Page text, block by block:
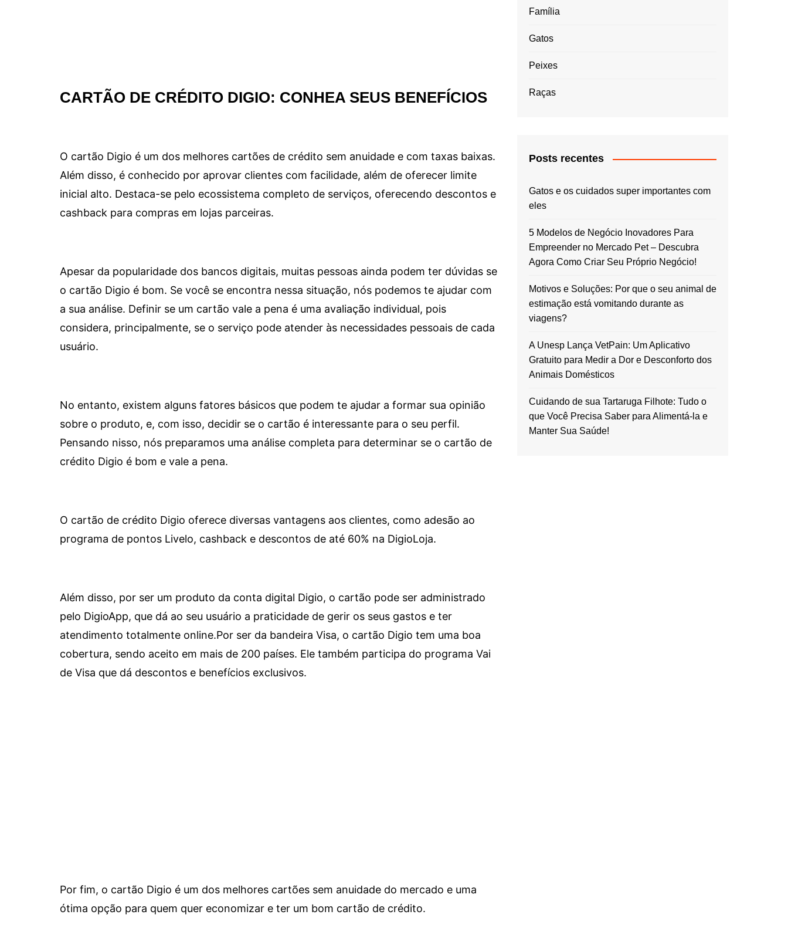
CARTÃO DE CRÉDITO DIGIO: CONHEA SEUS BENEFÍCIOS
O cartão Digio é um dos melhores cartões de crédito sem anuidade e com taxas baixas.
Além disso, é conhecido por aprovar clientes com facilidade, além de oferecer limite
inicial alto. Destaca-se pelo ecossistema completo de serviços, oferecendo descontos e
cashback para compras em lojas parceiras.
Apesar da popularidade dos bancos digitais, muitas pessoas ainda podem ter dúvidas se
o cartão Digio é bom. Se você se encontra nessa situação, nós podemos te ajudar com
a sua análise. Definir se um cartão vale a pena é uma avaliação individual, pois
considera, principalmente, se o serviço pode atender às necessidades pessoais de cada
usuário.
No entanto, existem alguns fatores básicos que podem te ajudar a formar sua opinião
sobre o produto, e, com isso, decidir se o cartão é interessante para o seu perfil.
Pensando nisso, nós preparamos uma análise completa para determinar se o cartão de
crédito Digio é bom e vale a pena.
O cartão de crédito Digio oferece diversas vantagens aos clientes, como adesão ao
programa de pontos Livelo, cashback e descontos de até 60% na DigioLoja.
Além disso, por ser um produto da conta digital Digio, o cartão pode ser administrado
pelo DigioApp, que dá ao seu usuário a praticidade de gerir os seus gastos e ter
atendimento totalmente online.Por ser da bandeira Visa, o cartão Digio tem uma boa
cobertura, sendo aceito em mais de 200 países. Ele também participa do programa Vai
de Visa que dá descontos e benefícios exclusivos.
Por fim, o cartão Digio é um dos melhores cartões sem anuidade do mercado e uma
ótima opção para quem quer economizar e ter um bom cartão de crédito.
Família
Gatos
Peixes
Raças
Posts recentes
Gatos e os cuidados super importantes com
eles
5 Modelos de Negócio Inovadores Para
Empreender no Mercado Pet – Descubra
Agora Como Criar Seu Próprio Negócio!
Motivos e Soluções: Por que o seu animal de
estimação está vomitando durante as
viagens?
A Unesp Lança VetPain: Um Aplicativo
Gratuito para Medir a Dor e Desconforto dos
Animais Domésticos
Cuidando de sua Tartaruga Filhote: Tudo o
que Você Precisa Saber para Alimentá-la e
Manter Sua Saúde!